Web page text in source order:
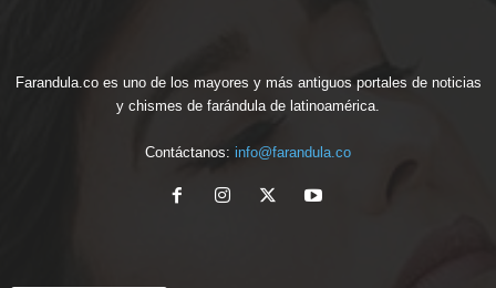
Farandula.co es uno de los mayores y más antiguos portales de noticias
y chismes de farándula de latinoamérica.
Contáctanos: info@farandula.co